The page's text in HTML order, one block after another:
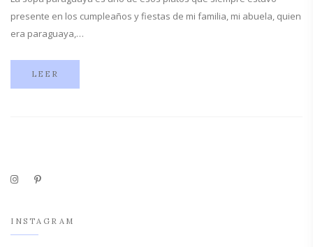
presente en los cumpleaños y fiestas de mi familia, mi abuela, quien
era paraguaya,…
LEER
INSTAGRAM